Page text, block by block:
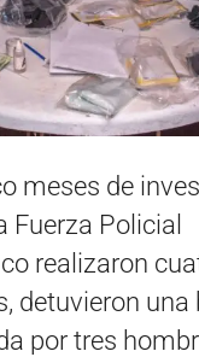
meses de
Fuerza Policial
realizaron
detuvieron una
por tres